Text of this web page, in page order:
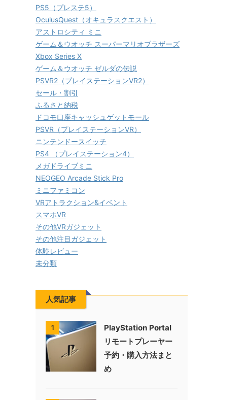
PS5（プレステ5）
OculusQuest（オキュラスクエスト）
アストロシティ ミニ
ゲーム＆ウオッチ スーパーマリオブラザーズ
Xbox Series X
ゲーム＆ウオッチ ゼルダの伝説
PSVR2（プレイステーションVR2）
セール・割引
ふるさと納税
ドコモ口座キャッシュゲットモール
PSVR（プレイステーションVR）
ニンテンドースイッチ
PS4 （プレイステーション4）
メガドライブミニ
NEOGEO Arcade Stick Pro
ミニファミコン
VRアトラクション&イベント
スマホVR
その他VRガジェット
その他注目ガジェット
体験レビュー
未分類
人気記事
1
PlayStation Portal
リモートプレーヤー
予約・購入方法まと
め